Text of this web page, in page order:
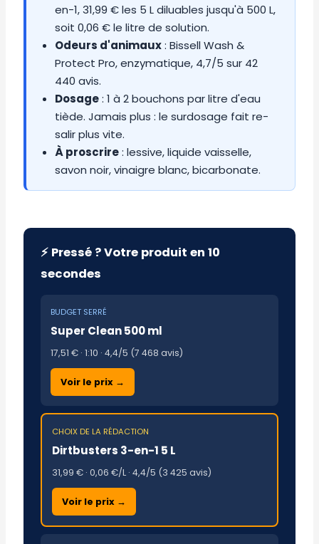
en-1, 31,99 € les 5 L diluables jusqu'à 500 L,
soit 0,06 € le litre de solution.
Odeurs d'animaux: Bissell Wash &
Protect Pro, enzymatique, 4,7/5 sur 42
440 avis.
Dosage: 1 à 2 bouchons par litre d'eau
tiède. Jamais plus : le surdosage fait re-
salir plus vite.
À proscrire: lessive, liquide vaisselle,
savon noir, vinaigre blanc, bicarbonate.
⚡ Pressé ? Votre produit en 10
secondes
BUDGET SERRÉ
Super Clean 500 ml
17,51 € · 1:10 · 4,4/5 (7 468 avis)
Voir le prix →
CHOIX DE LA RÉDACTION
Dirtbusters 3-en-1 5 L
31,99 € · 0,06 €/L · 4,4/5 (3 425 avis)
Voir le prix →